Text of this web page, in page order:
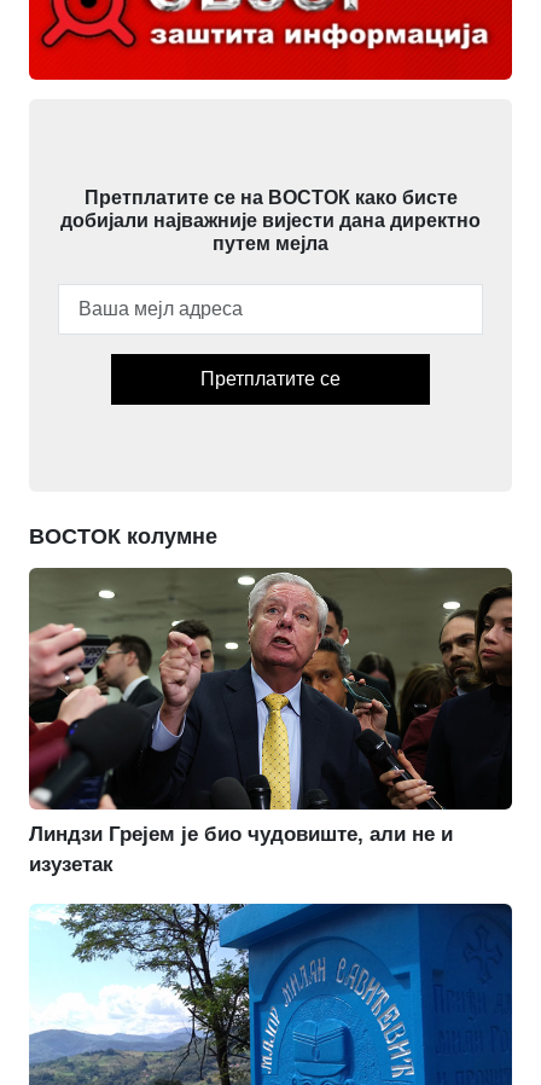
Претплатите се на ВОСТОК како бисте
добијали најважније вијести дана директно
путем мејла
Претплатите се
ВОСТОК колумне
Линдзи Грејем је био чудовиште, али не и
изузетак